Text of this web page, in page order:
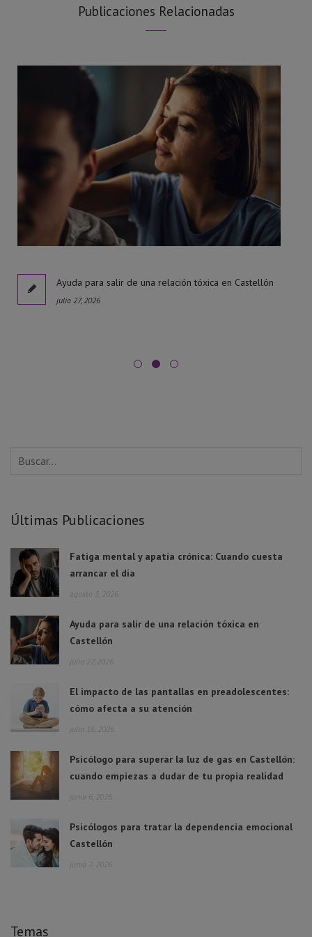
Publicaciones Relacionadas
Ayuda para salir de una relación tóxica en Castellón
julio 27, 2026
Últimas Publicaciones
Fatiga mental y apatía crónica: Cuando cuesta
arrancar el día
agosto 3, 2026
Ayuda para salir de una relación tóxica en
Castellón
julio 27, 2026
El impacto de las pantallas en preadolescentes:
cómo afecta a su atención
julio 16, 2026
Psicólogo para superar la luz de gas en Castellón:
cuando empiezas a dudar de tu propia realidad
junio 6, 2026
Psicólogos para tratar la dependencia emocional
Castellón
junio 2, 2026
Temas